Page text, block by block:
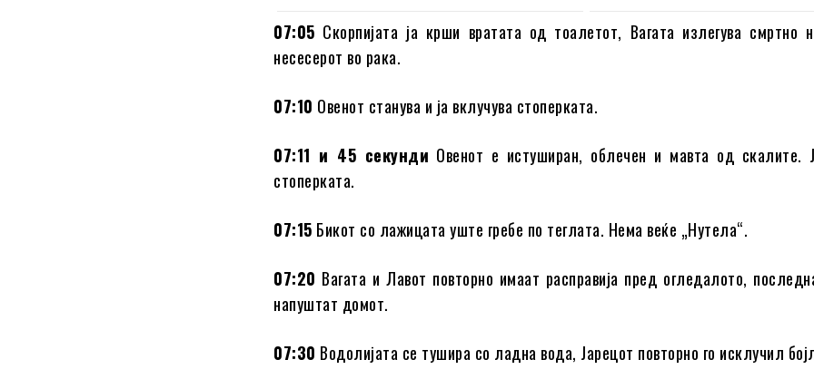
07:05 Скорпијата ја крши вратата од тоалетот, Вагата излегува смртно
несесерот во рака.
07:10 Овенот станува и ја вклучува стоперката.
07:11 и 45 секунди Овенот е истуширан, облечен и мавта од скалите.
стоперката.
07:15 Бикот со лажицата уште гребе по теглата. Нема веќе „Нутела“.
07:20 Вагата и Лавот повторно имаат расправија пред огледалото,
напуштат домот.
07:30 Водолијата се тушира со ладна вода, Јарецот повторно го исклучил